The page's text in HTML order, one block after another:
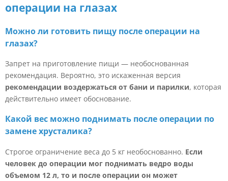
операции на глазах
Можно ли готовить пищу после операции на
глазах?
Запрет на приготовление пищи — необоснованная
рекомендация. Вероятно, это искаженная версия
рекомендации воздержаться от бани и парилки, которая
действительно имеет обоснование.
Какой вес можно поднимать после операции по
замене хрусталика?
Строгое ограничение веса до 5 кг необоснованно. Если
человек до операции мог поднимать ведро воды
объемом 12 л, то и после операции он может